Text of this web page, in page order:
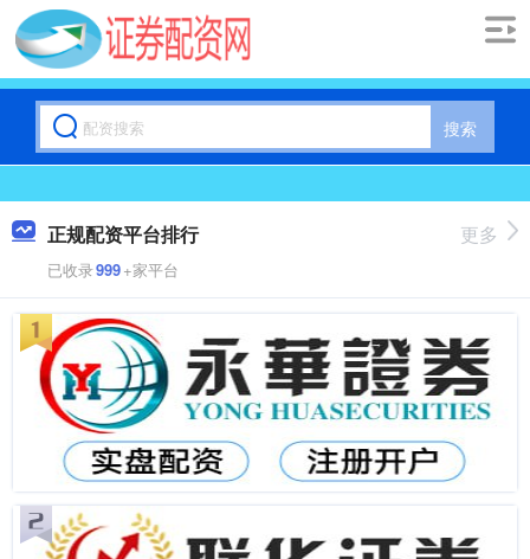
搜索
正规配资平台排行
已收录999+家平台
更多